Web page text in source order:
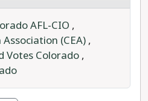
las escuelas para
de Colorado,
los empleados que
escolares y aumentar
y la participación en
AFL-CIO ,
(CEA),
Votes Colorado,